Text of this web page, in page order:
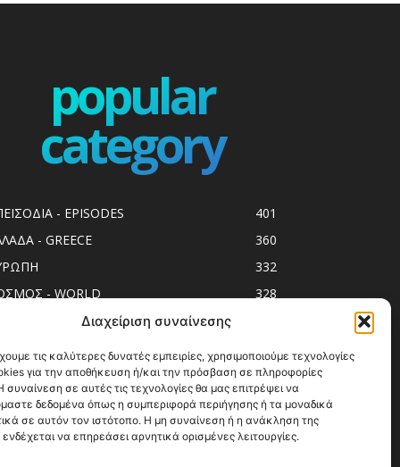
Διαχείριση συναίνεσης
τις καλύτερες δυνατές εμπειρίες, χρησιμοποιούμε τεχνολογίες
για την αποθήκευση ή/και την πρόσβαση σε πληροφορίες
σε αυτές τις τεχνολογίες θα μας επιτρέψει να
δεδομένα όπως η συμπεριφορά περιήγησης ή τα μοναδικά
σε αυτόν τον ιστότοπο. Η μη συναίνεση ή η ανάκληση της
να επηρεάσει αρνητικά ορισμένες λειτουργίες.
popular
category
- EPISODES
401
- GREECE
360
332
- WORLD
328
spots
294
Release
250
247
ΟΔΗΓΟΙ
215